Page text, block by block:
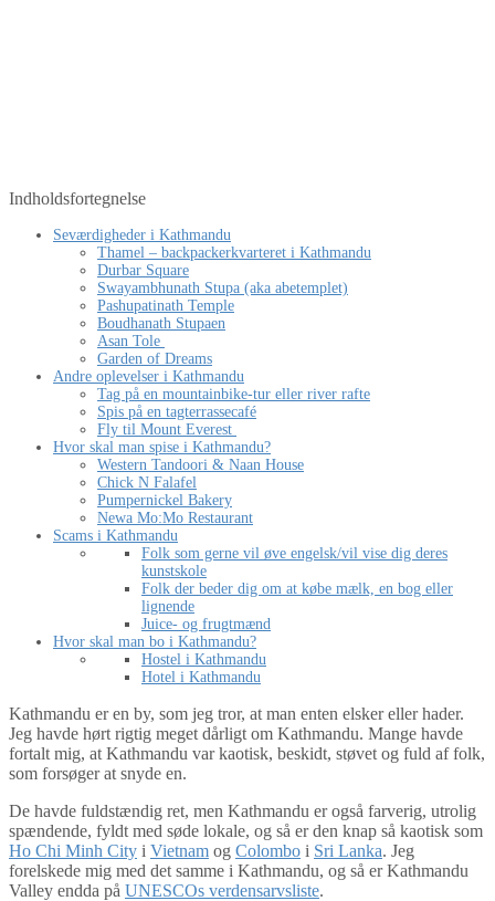
Indholdsfortegnelse
Seværdigheder i Kathmandu
Thamel – backpackerkvarteret i Kathmandu
Durbar Square
Swayambhunath Stupa (aka abetemplet)
Pashupatinath Temple
Boudhanath Stupaen
Asan Tole
Garden of Dreams
Andre oplevelser i Kathmandu
Tag på en mountainbike-tur eller river rafte
Spis på en tagterrassecafé
Fly til Mount Everest
Hvor skal man spise i Kathmandu?
Western Tandoori & Naan House
Chick N Falafel
Pumpernickel Bakery
Newa Mo:Mo Restaurant
Scams i Kathmandu
Folk som gerne vil øve engelsk/vil vise dig deres
kunstskole
Folk der beder dig om at købe mælk, en bog eller
lignende
Juice- og frugtmænd
Hvor skal man bo i Kathmandu?
Hostel i Kathmandu
Hotel i Kathmandu
Kathmandu er en by, som jeg tror, at man enten elsker eller hader.
Jeg havde hørt rigtig meget dårligt om Kathmandu. Mange havde
fortalt mig, at Kathmandu var kaotisk, beskidt, støvet og fuld af folk,
som forsøger at snyde en.
De havde fuldstændig ret, men Kathmandu er også farverig, utrolig
spændende, fyldt med søde lokale, og så er den knap så kaotisk som
Ho Chi Minh City i Vietnam og Colombo i Sri Lanka. Jeg
forelskede mig med det samme i Kathmandu, og så er Kathmandu
Valley endda på UNESCOs verdensarvsliste.